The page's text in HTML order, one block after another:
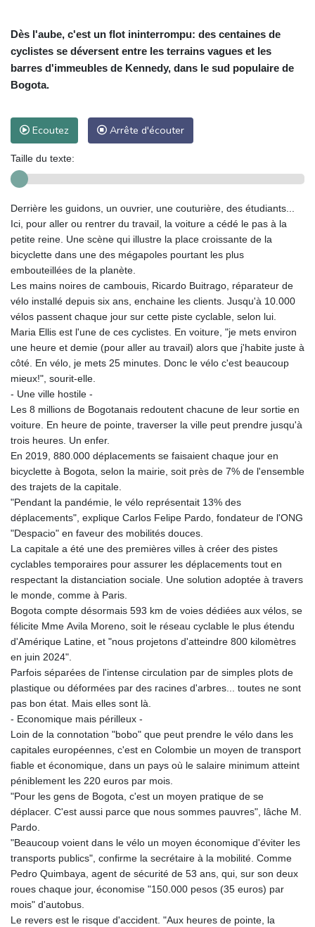
Dès l'aube, c'est un flot ininterrompu: des centaines de
cyclistes se déversent entre les terrains vagues et les
barres d'immeubles de Kennedy, dans le sud populaire de
Bogota.
Ecoutez Arrête d'écouter
Taille du texte:
Derrière les guidons, un ouvrier, une couturière, des étudiants...
Ici, pour aller ou rentrer du travail, la voiture a cédé le pas à la
petite reine. Une scène qui illustre la place croissante de la
bicyclette dans une des mégapoles pourtant les plus
embouteillées de la planète.
Les mains noires de cambouis, Ricardo Buitrago, réparateur de
vélo installé depuis six ans, enchaine les clients. Jusqu'à 10.000
vélos passent chaque jour sur cette piste cyclable, selon lui.
Maria Ellis est l'une de ces cyclistes. En voiture, "je mets environ
une heure et demie (pour aller au travail) alors que j'habite juste à
côté. En vélo, je mets 25 minutes. Donc le vélo c'est beaucoup
mieux!", sourit-elle.
- Une ville hostile -
Les 8 millions de Bogotanais redoutent chacune de leur sortie en
voiture. En heure de pointe, traverser la ville peut prendre jusqu'à
trois heures. Un enfer.
En 2019, 880.000 déplacements se faisaient chaque jour en
bicyclette à Bogota, selon la mairie, soit près de 7% de l'ensemble
des trajets de la capitale.
"Pendant la pandémie, le vélo représentait 13% des
déplacements", explique Carlos Felipe Pardo, fondateur de l'ONG
"Despacio" en faveur des mobilités douces.
La capitale a été une des premières villes à créer des pistes
cyclables temporaires pour assurer les déplacements tout en
respectant la distanciation sociale. Une solution adoptée à travers
le monde, comme à Paris.
Bogota compte désormais 593 km de voies dédiées aux vélos, se
félicite Mme Avila Moreno, soit le réseau cyclable le plus étendu
d'Amérique Latine, et "nous projetons d'atteindre 800 kilomètres
en juin 2024".
Parfois séparées de l'intense circulation par de simples plots de
plastique ou déformées par des racines d'arbres... toutes ne sont
pas bon état. Mais elles sont là.
- Economique mais périlleux -
Loin de la connotation "bobo" que peut prendre le vélo dans les
capitales européennes, c'est en Colombie un moyen de transport
fiable et économique, dans un pays où le salaire minimum atteint
péniblement les 220 euros par mois.
"Pour les gens de Bogota, c'est un moyen pratique de se
déplacer. C'est aussi parce que nous sommes pauvres", lâche M.
Pardo.
"Beaucoup voient dans le vélo un moyen économique d'éviter les
transports publics", confirme la secrétaire à la mobilité. Comme
Pedro Quimbaya, agent de sécurité de 53 ans, qui, sur son deux
roues chaque jour, économise "150.000 pesos (35 euros) par
mois" d'autobus.
Le revers est le risque d'accident. "Aux heures de pointe, la